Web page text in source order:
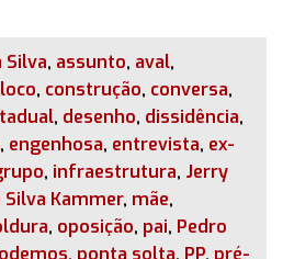
Silva, assunto, aval,
, construção, conversa,
, desenho, dissidência,
, engenhosa, entrevista, ex-
, infraestrutura, Jerry
Kammer, mãe,
, oposição, pai, Pedro